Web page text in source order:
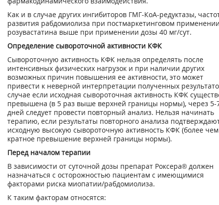
Как и в случае других ингибиторов ГМГ-КоА-редуктазы,
развития рабдомиолиза при постмаркетинговом
розувастатина выше при применении дозы 40 мг/сут.
Определение сывороточной активности КФК
Сывороточную активность КФК нельзя определять после
интенсивных физических нагрузок и при наличии других
возможных причин повышения ее активности, это может
привести к неверной интерпретации полученных
случае если исходная сывороточная активность КФК
превышена (в 5 раз выше верхней границы нормы), через 5-
дней следует провести повторный анализ. Нельзя начинать
терапию, если результаты повторного анализа
исходную высокую сывороточную активность КФК (более
кратное превышение верхней границы нормы).
Перед началом терапии
В зависимости от суточной дозы препарат Роксера® должен
назначаться с осторожностью пациентам с имеющимися
факторами риска миопатии/рабдомиолиза.
К таким факторам относятся: